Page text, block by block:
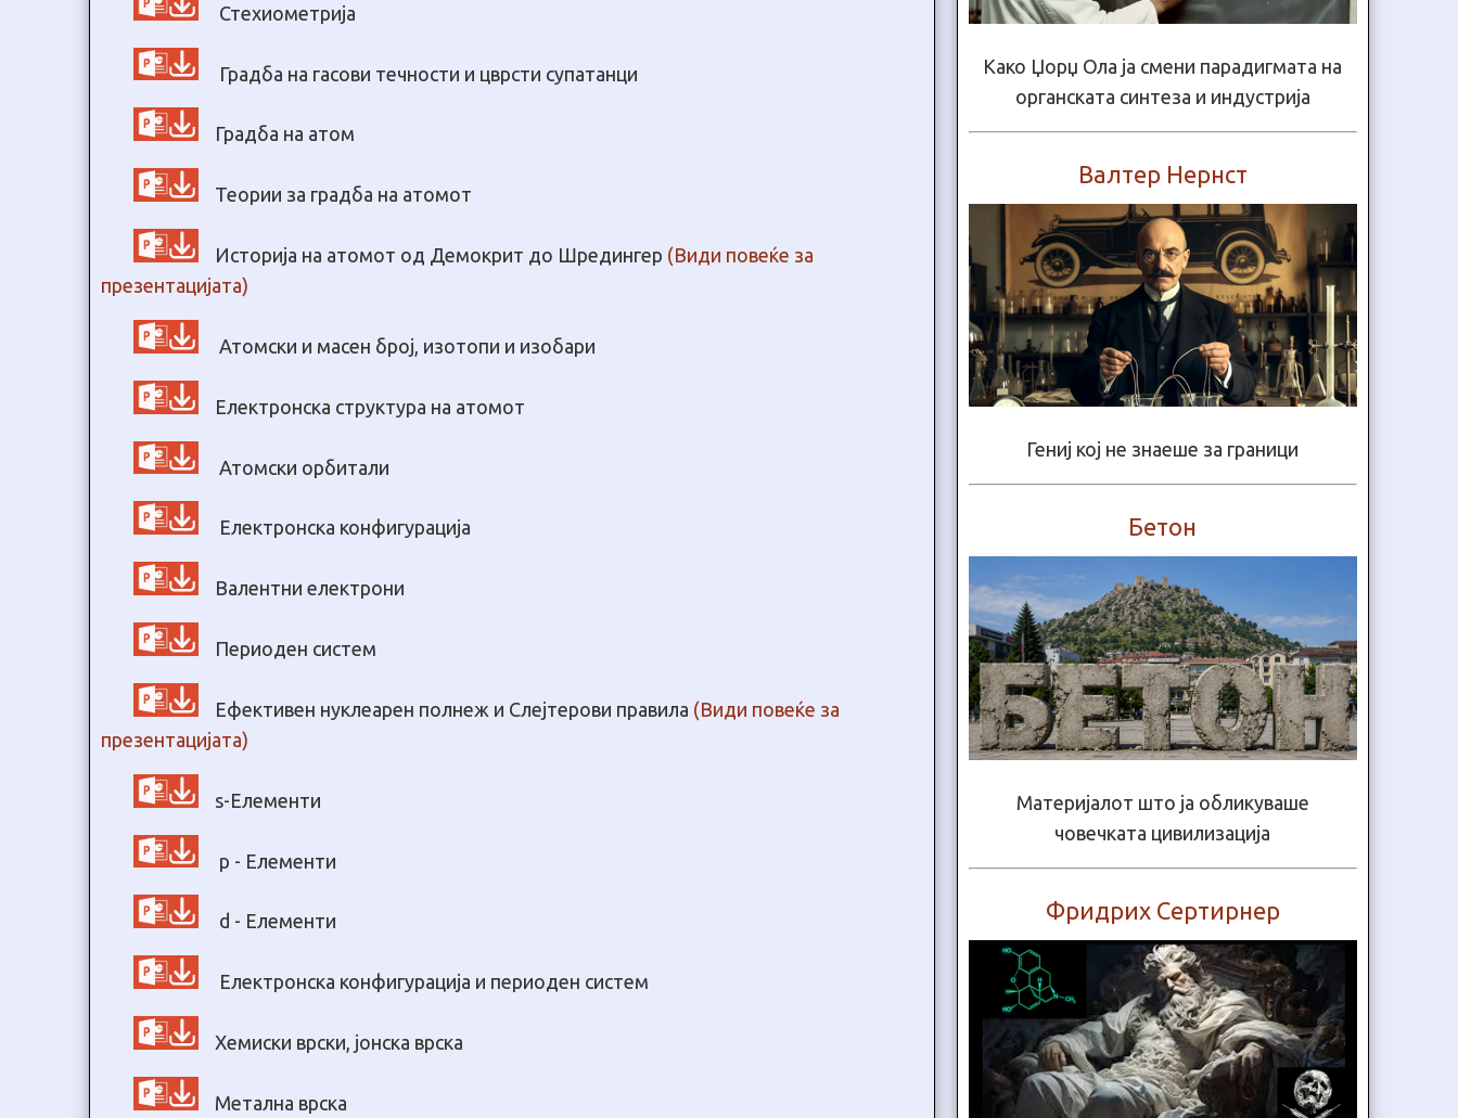
Стехиометрија
Градба на гасови течности и цврсти супатанци
Градба на атом
Теории за градба на атомот
Историја на атомот од Демокрит до Шредингер (Види повеќе за
презентацијата)
Атомски и масен број, изотопи и изобари
Електронска структура на атомот
Атомски орбитали
Електронска конфигурација
Валентни електрони
Периоден систем
Ефективен нуклеарен полнеж и Слејтерови правила (Види повеќе за
презентацијата)
s-Елементи
p - Елементи
d - Елементи
Електронска конфигурација и периоден систем
Хемиски врски, јонска врска
Метална врска
Како Џорџ Ола ја смени парадигмата на
органската синтеза и индустрија
Валтер Нернст
Гениј кој не знаеше за граници
Бетон
Материјалот што ја обликуваше
човечката цивилизација
Фридрих Сертирнер